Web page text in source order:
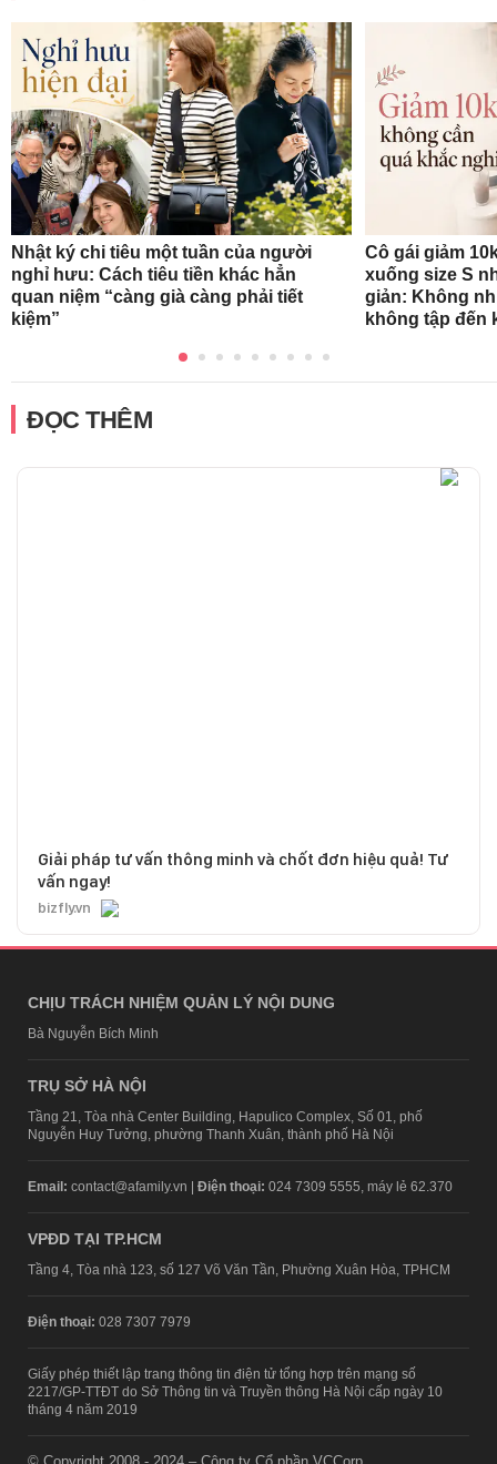
Nhật ký chi tiêu một tuần của người
nghỉ hưu: Cách tiêu tiền khác hẳn
quan niệm “càng già càng phải tiết
kiệm”
Cô gái giảm
xuống size S
giản: Không
không tập đến
ĐỌC THÊM
Giải pháp tư vấn thông minh và chốt đơn hiệu quả! Tư
vấn ngay!
bizfly.vn
CHỊU TRÁCH NHIỆM QUẢN LÝ NỘI DUNG
Bà Nguyễn Bích Minh
TRỤ SỞ HÀ NỘI
Tầng 21, Tòa nhà Center Building, Hapulico Complex, Số 01, phố
Nguyễn Huy Tưởng, phường Thanh Xuân, thành phố Hà Nội
Email: contact@afamily.vn | Điện thoại: 024 7309 5555, máy lẻ 62.370
VPĐD TẠI TP.HCM
Tầng 4, Tòa nhà 123, số 127 Võ Văn Tần, Phường Xuân Hòa, TPHCM
Điện thoại: 028 7307 7979
Giấy phép thiết lập trang thông tin điện tử tổng hợp trên mạng số
2217/GP-TTĐT do Sở Thông tin và Truyền thông Hà Nội cấp ngày 10
tháng 4 năm 2019